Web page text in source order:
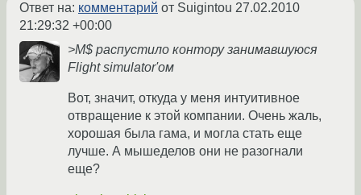
Ответ на: комментарий от Suigintou 27.02.2010
21:29:32 +00:00
>M$ распустило контору занимавшуюся
Flight simulator'ом
Вот, значит, откуда у меня интуитивное
отвращение к этой компании. Очень жаль,
хорошая была гама, и могла стать еще
лучше. А мышеделов они не разогнали
еще?